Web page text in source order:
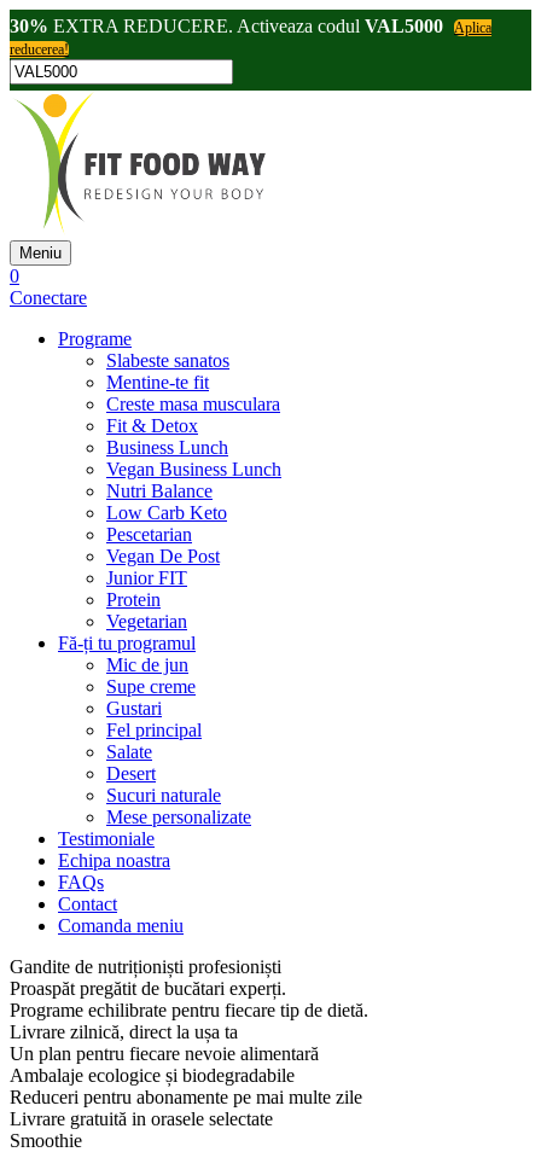
30% EXTRA REDUCERE. Activeaza codul VAL5000
Aplica
reducerea!
Meniu
0
Conectare
Programe
Slabeste sanatos
Mentine-te fit
Creste masa musculara
Fit & Detox
Business Lunch
Vegan Business Lunch
Nutri Balance
Low Carb Keto
Pescetarian
Vegan De Post
Junior FIT
Protein
Vegetarian
Fă-ți tu programul
Mic de jun
Supe creme
Gustari
Fel principal
Salate
Desert
Sucuri naturale
Mese personalizate
Testimoniale
Echipa noastra
FAQs
Contact
Comanda meniu
Gandite de nutriționiști profesioniști
Proaspăt pregătit de bucătari experți.
Programe echilibrate pentru fiecare tip de dietă.
Livrare zilnică, direct la ușa ta
Un plan pentru fiecare nevoie alimentară
Ambalaje ecologice și biodegradabile
Reduceri pentru abonamente pe mai multe zile
Livrare gratuită in orasele selectate
Smoothie